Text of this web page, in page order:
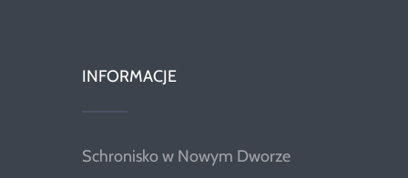
INFORMACJE
Schronisko w Nowym Dworze